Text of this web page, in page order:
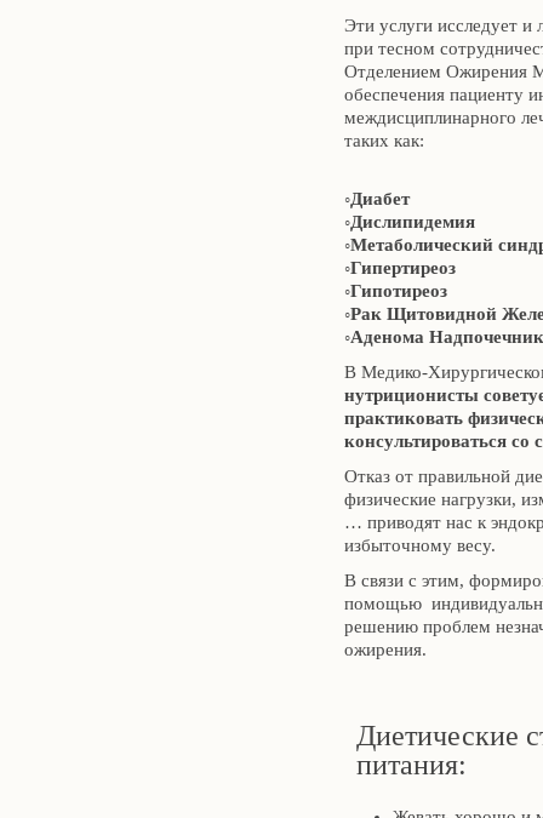
Эти услуги исследует и
при тесном
Отделением Ожирения
обеспечения пациенту
междисциплинарного
таких как:
◦Диабет
◦Дислипидемия
◦Метаболический
◦Гипертиреоз
◦Гипотиреоз
◦Рак Щитовидной
◦Аденома
В Медико-
нутриционисты
практиковать
консультироваться со
Отказ от правильной
физические нагрузки,
… приводят нас к
избыточному весу.
В связи с этим,
помощью
решению проблем
ожирения.
Диетические
питания: